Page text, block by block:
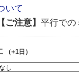
いて
【ご注意】 平行での
（+1日）